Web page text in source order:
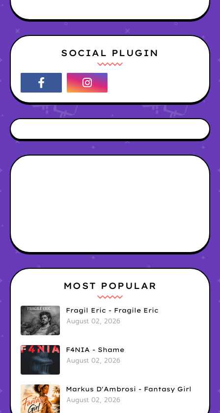
SOCIAL PLUGIN
MOST POPULAR
Fragil Eric - Fragile Eric
August 02, 2026
F4NIA - Shame
August 02, 2026
Markus D'Ambrosi - Fantasy Girl
August 02, 2026